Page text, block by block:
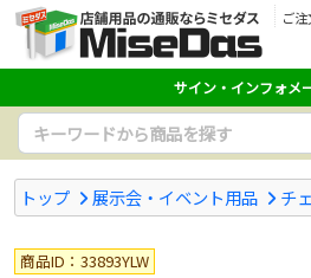
ご
サイン・インフォメ
トップ 展示会・イベント用品 チ
商品ID：33893YLW